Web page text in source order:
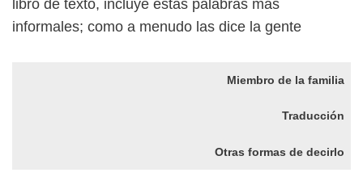
libro de texto, incluye estas palabras más
informales; como a menudo las dice la gente
Miembro de la familia
Traducción
Otras formas de decirlo